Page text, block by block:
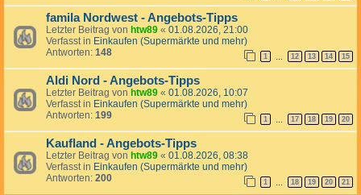
famila Nordwest - Angebots-Tipps
Letzter Beitrag von htw89 « 01.08.2026, 21:00
Verfasst in Einkaufen (Supermärkte und mehr)
Antworten: 148 1 … 12 13 14 15
Aldi Nord - Angebots-Tipps
Letzter Beitrag von htw89 « 01.08.2026, 10:07
Verfasst in Einkaufen (Supermärkte und mehr)
Antworten: 199 1 … 17 18 19 20
Kaufland - Angebots-Tipps
Letzter Beitrag von htw89 « 01.08.2026, 08:38
Verfasst in Einkaufen (Supermärkte und mehr)
Antworten: 200 1 … 18 19 20 21